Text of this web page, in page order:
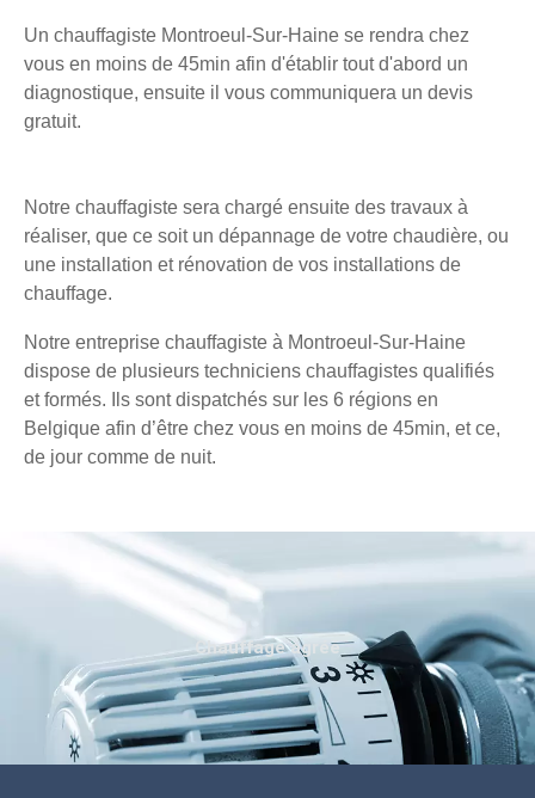
Un chauffagiste Montroeul-Sur-Haine se rendra chez
vous en moins de 45min afin d'établir tout d'abord un
diagnostique, ensuite il vous communiquera un devis
gratuit.
Notre chauffagiste sera chargé ensuite des travaux à
réaliser, que ce soit un dépannage de votre chaudière, ou
une installation et rénovation de vos installations de
chauffage.
Notre entreprise chauffagiste à Montroeul-Sur-Haine
dispose de plusieurs techniciens chauffagistes qualifiés
et formés. Ils sont dispatchés sur les 6 régions en
Belgique afin d’être chez vous en moins de 45min, et ce,
de jour comme de nuit.
Chauffage agréé